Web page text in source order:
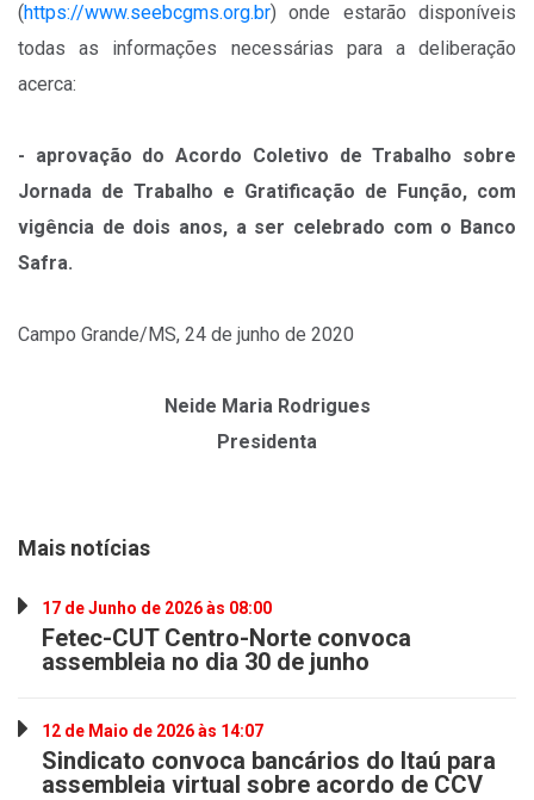
(https://www.seebcgms.org.br) onde estarão disponíveis
todas as informações necessárias para a deliberação
acerca:
- aprovação do Acordo Coletivo de Trabalho sobre
Jornada de Trabalho e Gratificação de Função, com
vigência de dois anos, a ser celebrado com o Banco
Safra.
Campo Grande/MS, 24 de junho de 2020
Neide Maria Rodrigues
Presidenta
Mais notícias
17 de Junho de 2026 às 08:00
Fetec-CUT Centro-Norte convoca
assembleia no dia 30 de junho
12 de Maio de 2026 às 14:07
Sindicato convoca bancários do Itaú para
assembleia virtual sobre acordo de CCV